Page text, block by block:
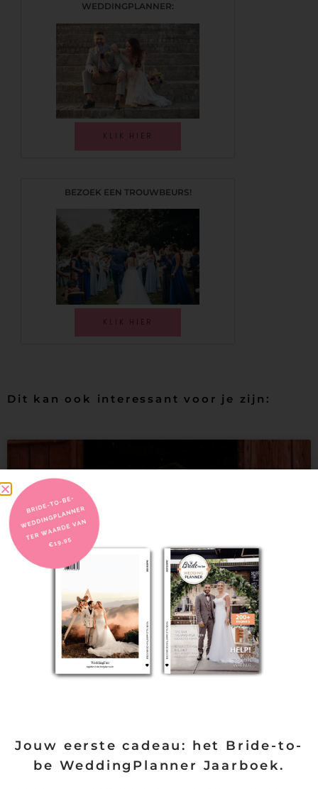
WEDDINGPLANNER:
KLIK HIER
BEZOEK EEN TROUWBEURS!
KLIK HIER
Dit kan ook interessant voor je zijn:
Trouwen op het platteland
“Omringd door groene velden en ruisende bomen krijgt jullie
Jouw eerste cadeau: het Bride-to-
be WeddingPlanner Jaarboek.